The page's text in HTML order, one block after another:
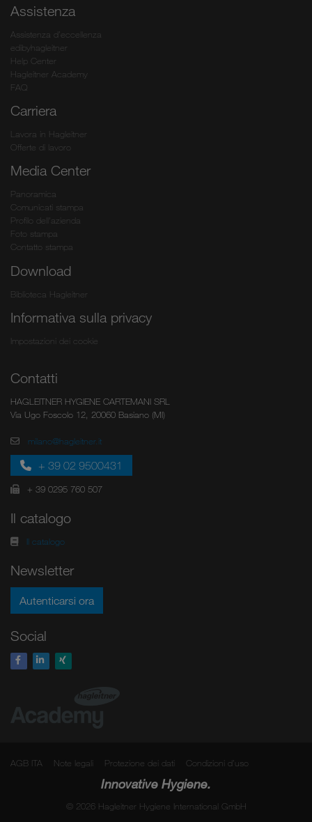
Assistenza
Assistenza d’eccellenza
edibyhagleitner
Help Center
Hagleitner Academy
FAQ
Carriera
Lavora in Hagleitner
Offerte di lavoro
Media Center
Panoramica
Comunicati stampa
Profilo dell'azienda
Foto stampa
Contatto stampa
Download
Biblioteca Hagleitner
Informativa sulla privacy
Impostazioni dei cookie
Contatti
HAGLEITNER HYGIENE CARTEMANI SRL
Via Ugo Foscolo 12, 20060 Basiano (MI)
milano@hagleitner.it
+ 39 02 9500431
+ 39 0295 760 507
Il catalogo
Il catalogo
Newsletter
Autenticarsi ora
Social
AGB ITA Note legali Protezione dei dati Condizioni d’uso
Innovative Hygiene.
© 2026 Hagleitner Hygiene International GmbH